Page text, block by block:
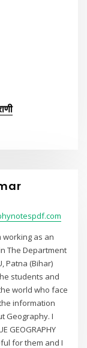
working as an
The Department
Patna (Bihar)
students and
world who face
information
Geography. I
GEOGRAPHY
for them and I